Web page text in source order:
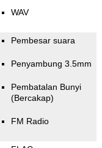
WAV
Pembesar suara
Penyambung 3.5mm
Pembatalan Bunyi
(Bercakap)
FM Radio